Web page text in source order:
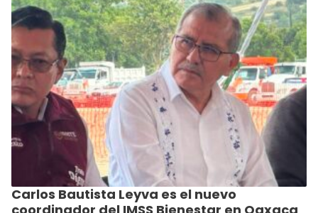
Carlos Bautista Leyva es el nuevo